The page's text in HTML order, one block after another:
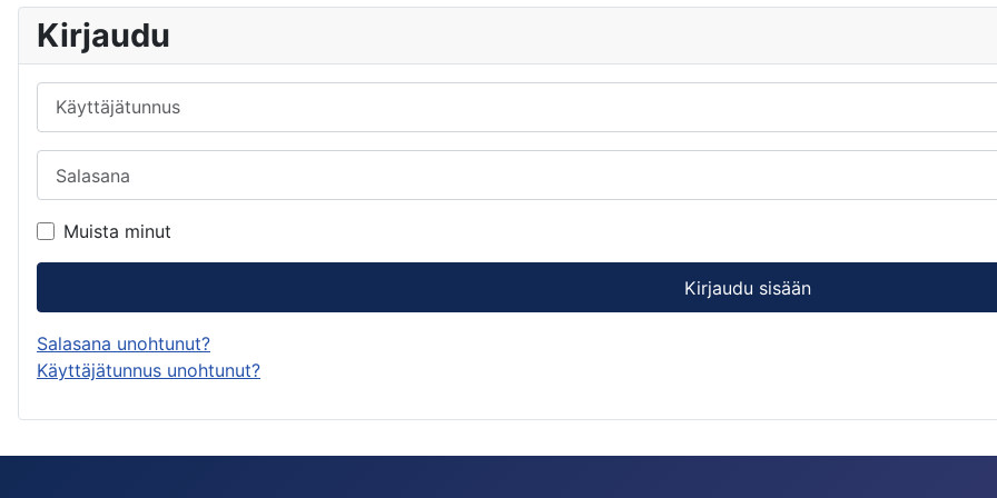
Kirjaudu
Muista minut
Kirjaudu sisään
Salasana unohtunut?
Käyttäjätunnus unohtunut?